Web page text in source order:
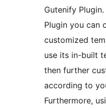
Gutenify
Plugin you can
customized
use its in-built
then further
according to
Furthermore,